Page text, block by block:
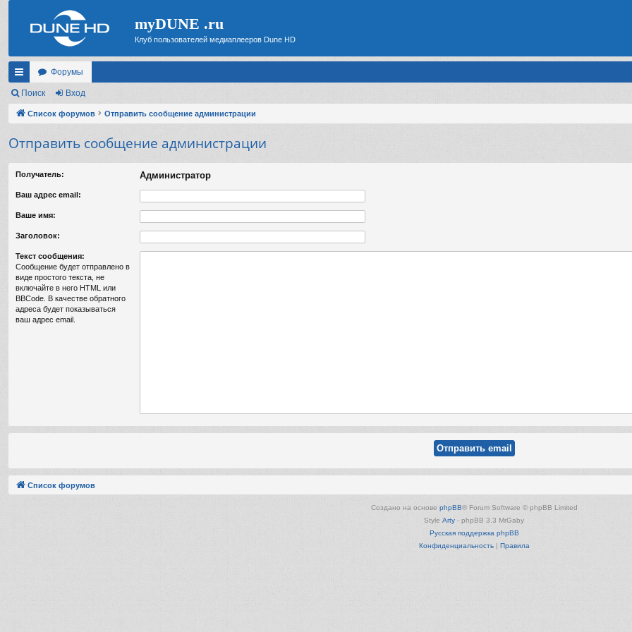
myDUNE .ru
Клуб пользователей медиаплееров Dune HD
с
ы
Форумы
Поиск Вход
Список форумов Отправить сообщение администрации
Отправить сообщение администрации
Получатель: Администратор
Ваш адрес email:
Ваше имя:
Заголовок:
Текст сообщения:
Сообщение будет отправлено в
виде простого текста, не
включайте в него HTML или
BBCode. В качестве обратного
адреса будет показываться
ваш адрес email.
Список форумов
Создано на основе phpBB® Forum Software © phpBB Limited
Style Arty - phpBB 3.3 MrGaby
Русская поддержка phpBB
Конфиденциальность| Правила